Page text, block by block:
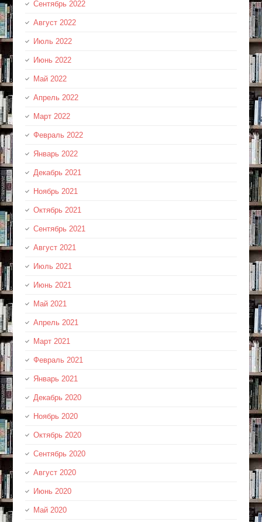
Сентябрь 2022
Август 2022
Июль 2022
Июнь 2022
Май 2022
Апрель 2022
Март 2022
Февраль 2022
Январь 2022
Декабрь 2021
Ноябрь 2021
Октябрь 2021
Сентябрь 2021
Август 2021
Июль 2021
Июнь 2021
Май 2021
Апрель 2021
Март 2021
Февраль 2021
Январь 2021
Декабрь 2020
Ноябрь 2020
Октябрь 2020
Сентябрь 2020
Август 2020
Июнь 2020
Май 2020